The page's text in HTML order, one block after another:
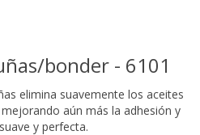
bonder - 6101
elimina suavemente los aceites
aún más la adhesión y
y perfecta.